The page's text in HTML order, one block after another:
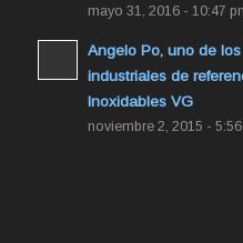
mayo 31, 2016 - 10:47
Angelo Po, uno de
industriales de
Inoxidables VG
noviembre 2, 2015 -